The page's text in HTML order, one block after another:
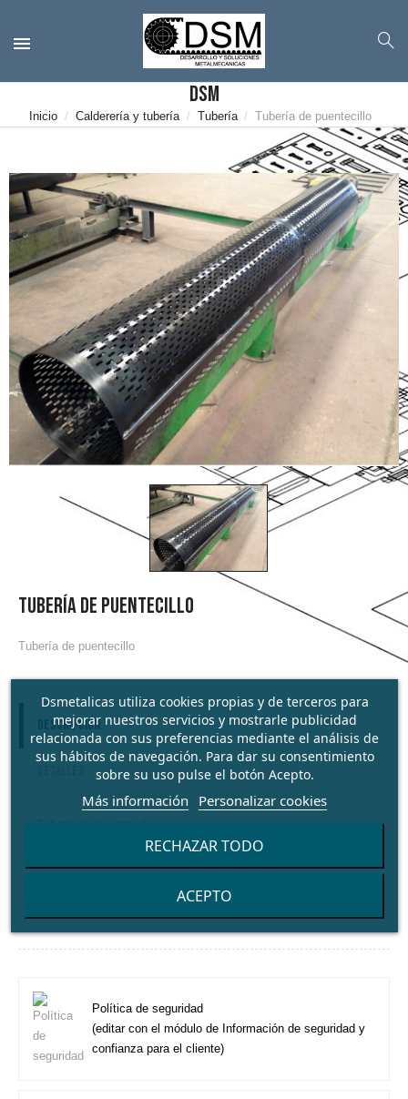
DSM
Inicio Calderería y tubería Tubería Tubería de puentecillo
TUBERÍA DE PUENTECILLO
Tubería de puentecillo
Descripción
Tubería de puentecillo
Política de seguridad
(editar con el módulo de Información de seguridad y
confianza para el cliente)
Dsmetalicas utiliza cookies propias y de terceros para
mejorar nuestros servicios y mostrarle publicidad
relacionada con sus preferencias mediante el análisis de
sus hábitos de navegación. Para dar su consentimiento
sobre su uso pulse el botón Acepto.
Más información Personalizar cookies
RECHAZAR TODO
ACEPTO